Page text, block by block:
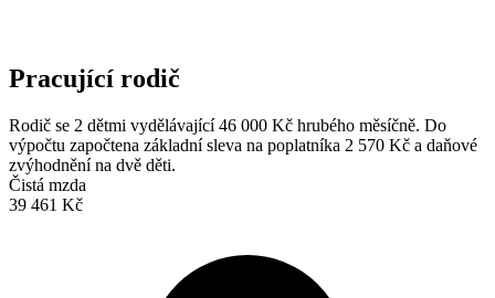
Pracující rodič
Rodič se 2 dětmi vydělávající 46 000 Kč hrubého měsíčně. Do
výpočtu započtena základní sleva na poplatníka 2 570 Kč a daňové
zvýhodnění na dvě děti.
Čistá mzda
39 461 Kč